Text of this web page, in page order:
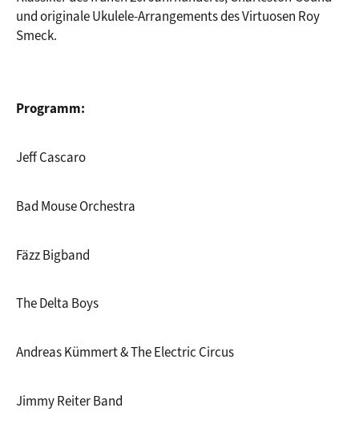
und originale Ukulele-Arrangements des Virtuosen Roy
Smeck.
Programm:
Jeff Cascaro
Bad Mouse Orchestra
Fäzz Bigband
The Delta Boys
Andreas Kümmert & The Electric Circus
Jimmy Reiter Band